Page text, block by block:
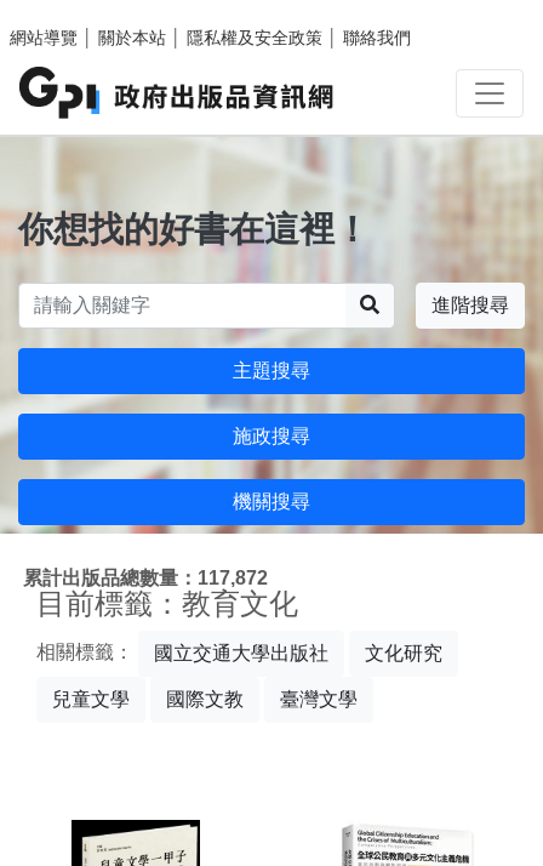
網站導覽
關於本站 隱私權及安全政策 聯絡我們
你想找的好書在這裡！
進階搜尋
主題搜尋
施政搜尋
機關搜尋
累計出版品總數量：117,872
目前標籤：教育文化
相關標籤： 國立交通大學出版社 文化研究
兒童文學 國際文教 臺灣文學